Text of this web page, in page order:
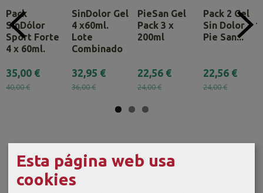
Pack
SinDólor
Sport Forte
4 x 60ml.
35,00 €
40,00 €
SinDolor Gel
4 x60ml.
Lote
Combinado
32,95 €
36,00 €
PieSan Gel
Pack 3 x
200ml
22,56 €
24,00 €
Pack 2 Gel
Sin Dolor + 1
Pie San...
22,56 €
24,00 €
Esta página web usa
cookies